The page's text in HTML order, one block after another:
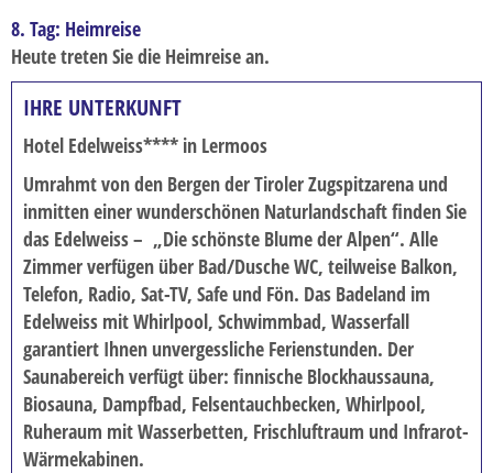
8. Tag: Heimreise
Heute treten Sie die Heimreise an.
IHRE UNTERKUNFT
Hotel Edelweiss**** in Lermoos
Umrahmt von den Bergen der Tiroler Zugspitzarena und
inmitten einer wunderschönen Naturlandschaft finden Sie
das Edelweiss – „Die schönste Blume der Alpen“. Alle
Zimmer verfügen über Bad/Dusche WC, teilweise Balkon,
Telefon, Radio, Sat-TV, Safe und Fön. Das Badeland im
Edelweiss mit Whirlpool, Schwimmbad, Wasserfall
garantiert Ihnen unvergessliche Ferienstunden. Der
Saunabereich verfügt über: finnische Blockhaussauna,
Biosauna, Dampfbad, Felsentauchbecken, Whirlpool,
Ruheraum mit Wasserbetten, Frischluftraum und Infrarot-
Wärmekabinen.